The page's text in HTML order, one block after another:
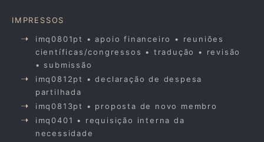
IMPRESSOS
imq0801pt • apoio financeiro • reuniões
científicas/congressos • tradução • revisão
• submissão
imq0812pt • declaração de despesa
partilhada
imq0813pt • proposta de novo membro
imq0401 • requisição interna da
necessidade